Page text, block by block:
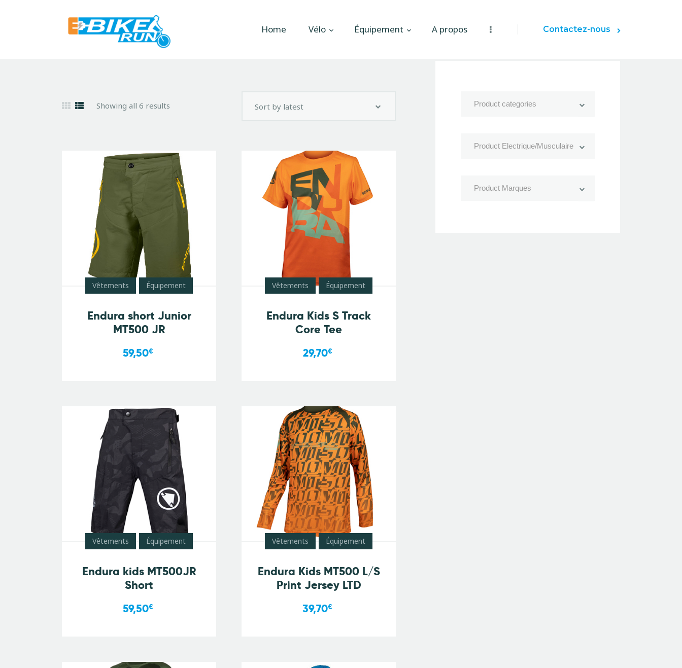
Home Vélo Équipement A propos Contactez-nous
Actualités
Showing all 6 results
Vêtements Équipement
Endura short Junior
MT500 JR
59,50€
Vêtements Équipement
Endura Kids S Track
Core Tee
29,70€
Vêtements Équipement
Endura kids MT500JR
Short
59,50€
Vêtements Équipement
Endura Kids MT500 L/S
Print Jersey LTD
39,70€